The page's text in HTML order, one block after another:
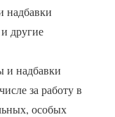
надбавки
другие
и надбавки
за работу в
особых